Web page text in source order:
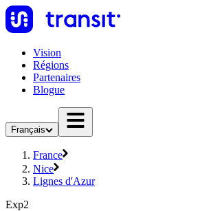
Vision
Régions
Partenaires
Blogue
Français
France
Nice
Lignes d'Azur
Exp2